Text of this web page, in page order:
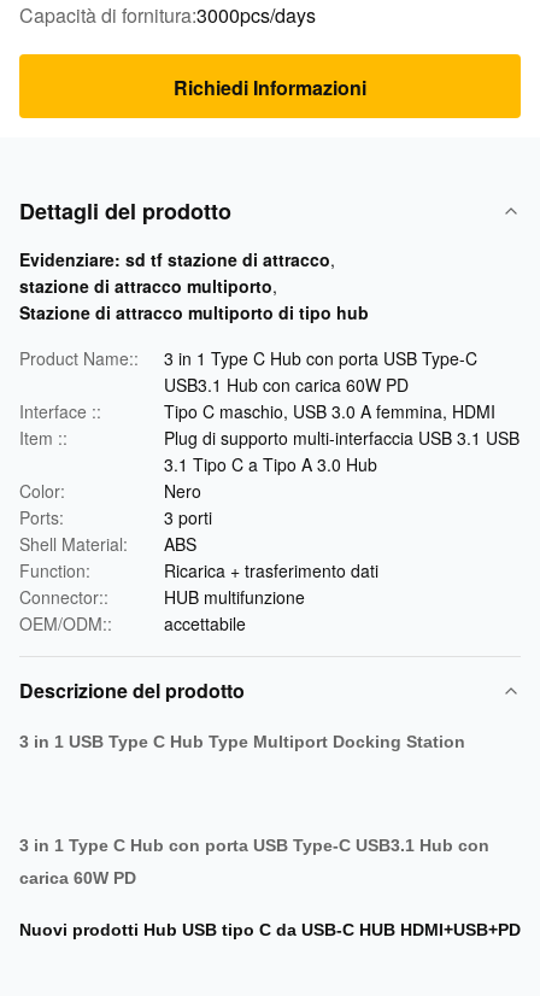
Capacità di fornitura:3000pcs/days
Richiedi Informazioni
Dettagli del prodotto
Evidenziare: sd tf stazione di attracco,
stazione di attracco multiporto,
Stazione di attracco multiporto di tipo hub
Product Name::
3 in 1 Type C Hub con porta USB Type-C
USB3.1 Hub con carica 60W PD
Interface ::
Tipo C maschio, USB 3.0 A femmina, HDMI
Item ::
Plug di supporto multi-interfaccia USB 3.1 USB
3.1 Tipo C a Tipo A 3.0 Hub
Color:
Nero
Ports:
3 porti
Shell Material:
ABS
Function:
Ricarica + trasferimento dati
Connector::
HUB multifunzione
OEM/ODM::
accettabile
Descrizione del prodotto
3 in 1 USB Type C Hub Type Multiport Docking Station
3 in 1 Type C Hub con porta USB Type-C USB3.1 Hub con
carica 60W PD
Nuovi prodotti Hub USB tipo C da USB-C HUB HDMI+USB+PD